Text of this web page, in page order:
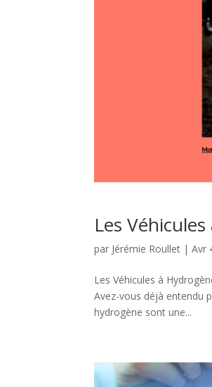
Les
par Jérémie Roullet |Avr
Les Véhicules à
Avez-vous déjà entendu
hydrogène sont une...